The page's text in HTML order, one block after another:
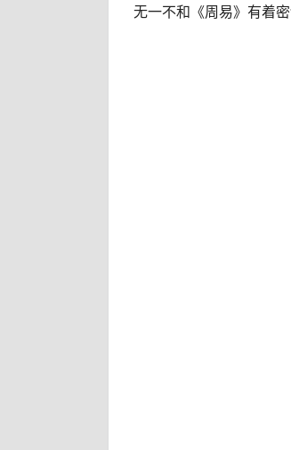
无一不和《周易》有着密